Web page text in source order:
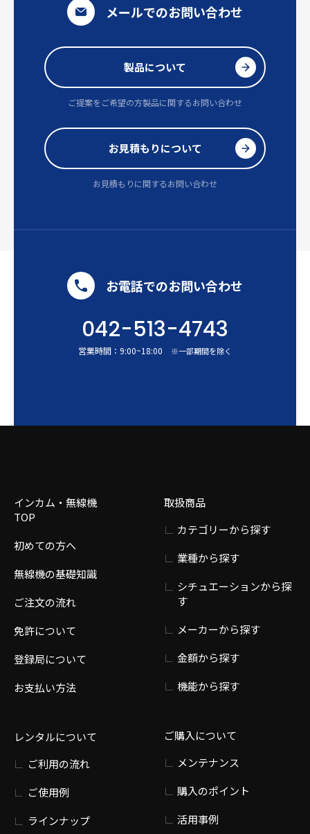
メールでのお問い合わせ
製品について
ご提案をご希望の方製品に関するお問い合わせ
お見積もりについて
お見積もりに関するお問い合わせ
お電話でのお問い合わせ
042-513-4743
営業時間： 9:00~18:00 ※一部期間を除く
インカム・無線機
TOP
初めての方へ
無線機の基礎知識
ご注文の流れ
免許について
登録局について
お支払い方法
レンタルについて
ご利用の流れ
ご使用例
ラインナップ
取扱商品
カテゴリーから探す
業種から探す
シチュエーションから探
す
メーカーから探す
金額から探す
機能から探す
ご購入について
メンテナンス
購入のポイント
活用事例